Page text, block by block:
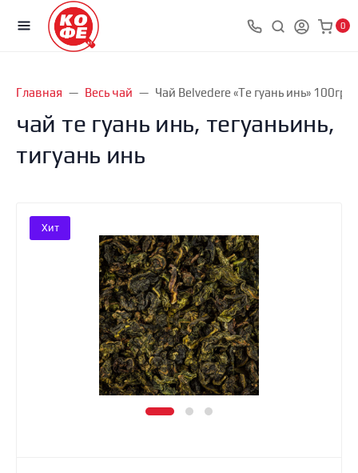
0
Главная Весь чай Чай Belvedere «Те гуань инь» 100гр
чай те гуань инь, тегуаньинь,
тигуань инь
Хит